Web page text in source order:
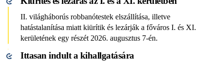
II. világháborús robbanótestek elszállítása, illetve
hatástalanítása miatt kiürítik és lezárják a főváros I. és XI.
kerületének egy részét 2026. augusztus 7-én.
Ittasan indult a kihallgatására